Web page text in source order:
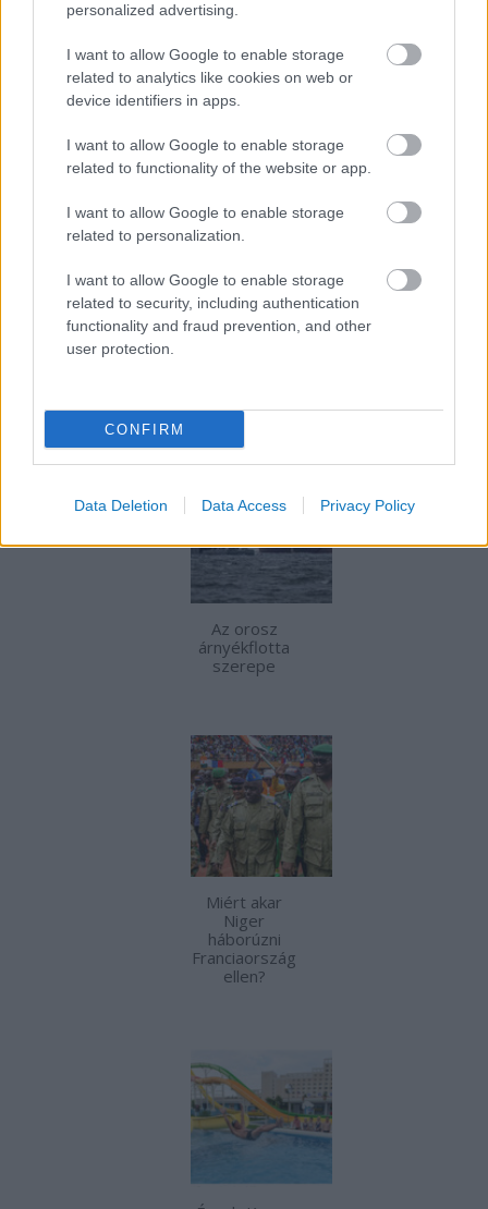
personalized advertising.
I want to allow Google to enable storage
related to analytics like cookies on web or
device identifiers in apps.
I want to allow Google to enable storage
related to functionality of the website or app.
I want to allow Google to enable storage
related to personalization.
I want to allow Google to enable storage
related to security, including authentication
functionality and fraud prevention, and other
user protection.
CONFIRM
Data Deletion Data Access Privacy Policy
Észak-Koreából való szökés mindig is rendkívüli
bátorságot és eltökéltséget igényelt. A
menekülőknek számos kihívással és veszéllyel
kell szembenézniük, akár a tengeren, akár a
szárazföldön próbálnak meg kijutni. A határok
szigorú ellenőrzése, a politikai megállapodások
és a technológiai felügyelet egyaránt
megnehezítik az életüket. Ennek ellenére sokan
mégis vállalják a kockázatot a szabadságért és
egy új élet reményéért.
AJÁNLOTT BEJEGYZÉSEK:
Az orosz
árnyékflotta
szerepe
Miért akar
Niger
háborúzni
Franciaország
ellen?